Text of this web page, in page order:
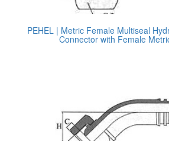
PEHEL | Metric Female Multiseal
Connector with Female